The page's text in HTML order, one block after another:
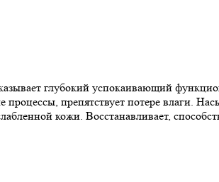
глубокий успокаивающий
препятствует потере влаги.
кожи. Восстанавливает,